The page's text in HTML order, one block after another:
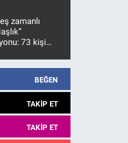
yakalandı
zamanlı
73 kişi
BEĞEN
TAKIP ET
TAKIP ET